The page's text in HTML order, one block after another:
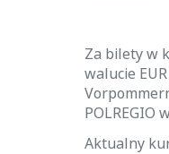
Za bilety w
walucie
POLREGIO
Aktualny